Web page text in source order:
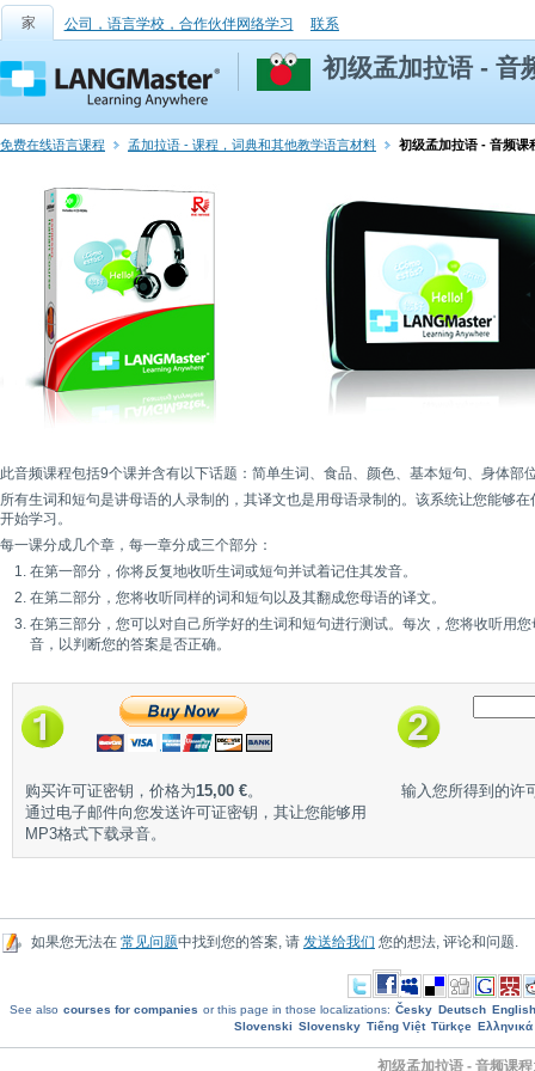
家 公司，语言学校，合作伙伴网络学习 联系
初级孟加拉语 - 音
免费在线语言课程 孟加拉语 - 课程，词典和其他教学语言材料 初级孟加拉语 - 音频课
此音频课程包括9个课并含有以下话题：简单生词、食品、颜色、基本短句、身体部
所有生词和短句是讲母语的人录制的，其译文也是用母语录制的。该系统让您能够
开始学习。
每一课分成几个章，每一章分成三个部分：
在第一部分，你将反复地收听生词或短句并试着记住其发音。
在第二部分，您将收听同样的词和短句以及其翻成您母语的译文。
在第三部分，您可以对自己所学好的生词和短句进行测试。每次，您将收听用
音，以判断您的答案是否正确。
购买许可证密钥，价格为15,00 €。
通过电子邮件向您发送许可证密钥，其让您能够用
MP3格式下载录音。
输入您所得到的许
如果您无法在 常见问题中找到您的答案, 请 发送给我们 您的想法, 评论和问题.
See also courses for companies or this page in those localizations: Česky Deutsch
English
Slovenski Slovensky Tiếng Việt Türkçe Ελληνικά
初级孟加拉语 - 音频课程